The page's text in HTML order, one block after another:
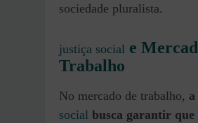
sociedade pluralista.
justiça social e
Trabalho
No mercado de trabalho, a
social busca garantir que